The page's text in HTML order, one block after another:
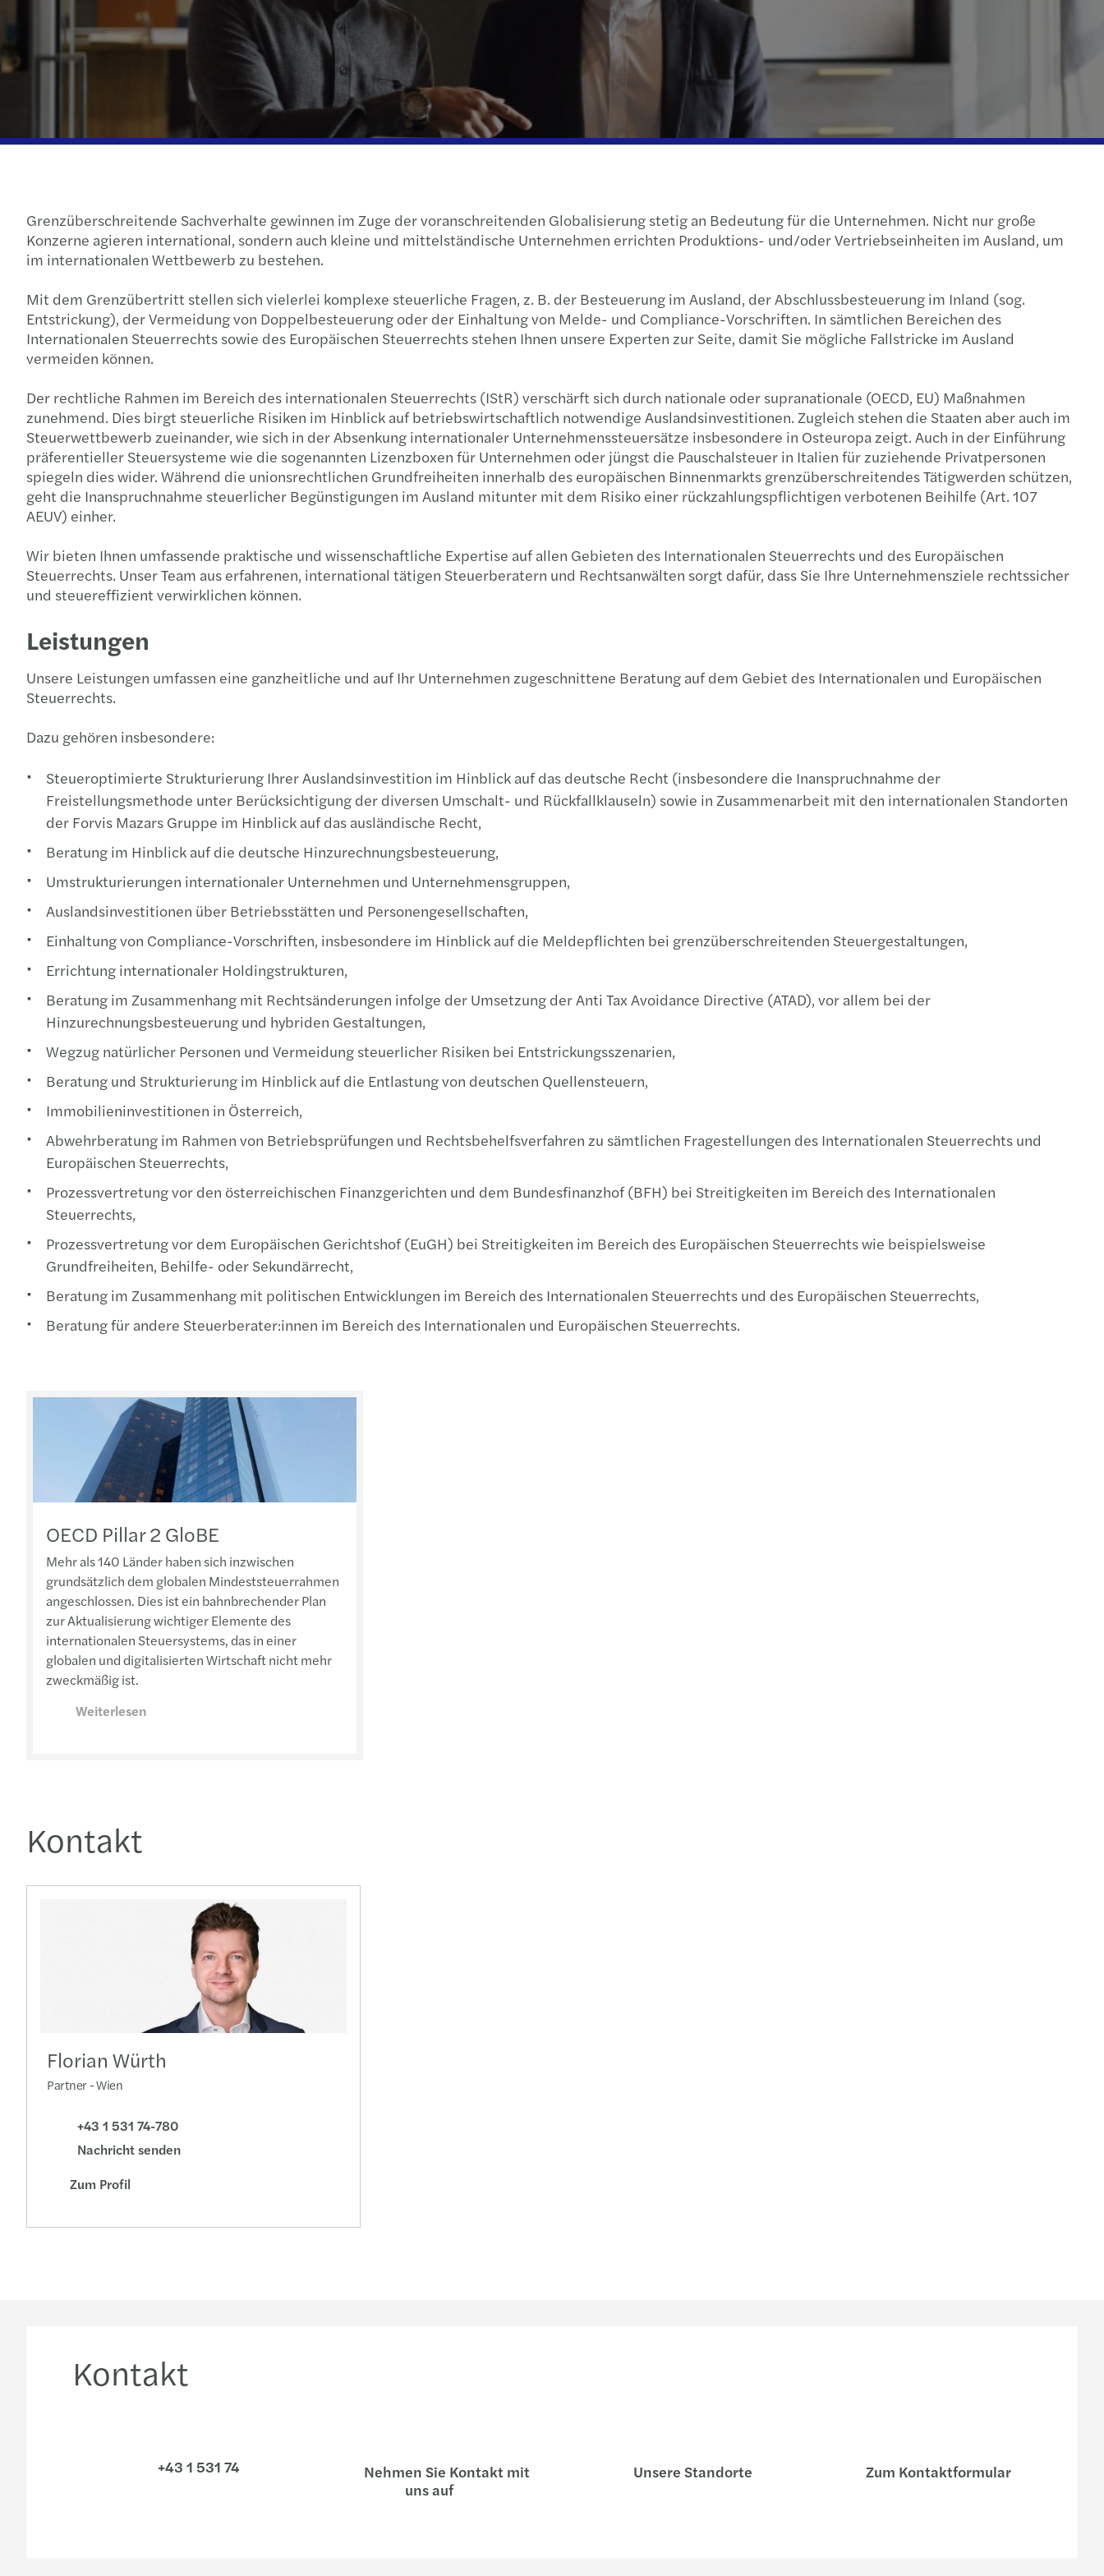
Immobilien
Technologie, Medien & Telekommunikation
Familienunternehmen und Mittelstand
Transport & Logistik
Sustainability
International desks
Global Compliance & Reporting
Global Mobility & Employment Tax
Unterhalts- & Verdienstentgangsgutachten
Forvis Mazars CEE Deal Advisory Highlights 2025
Neuausrichtung strategischer Prioritäten
C-Suite-Barometer: Ausblick 2026
Bettina Maria Szaurer wird Geschäftsführerin
Forvis Mazars CEE Tax Guide 2025
Grenzüberschreitende Sachverhalte gewinnen im Zuge der voranschreitenden Globalisierung stetig an Bedeutung für die Unternehmen. Nicht nur große
Konzerne agieren international, sondern auch kleine und mittelständische Unternehmen errichten Produktions- und/oder Vertriebseinheiten im Ausland, um
im internationalen Wettbewerb zu bestehen.
Mit dem Grenzübertritt stellen sich vielerlei komplexe steuerliche Fragen, z. B. der Besteuerung im Ausland, der Abschlussbesteuerung im Inland (sog.
Entstrickung), der Vermeidung von Doppelbesteuerung oder der Einhaltung von Melde- und Compliance-Vorschriften. In sämtlichen Bereichen des
Internationalen Steuerrechts sowie des Europäischen Steuerrechts stehen Ihnen unsere Experten zur Seite, damit Sie mögliche Fallstricke im Ausland
vermeiden können.
Der rechtliche Rahmen im Bereich des internationalen Steuerrechts (IStR) verschärft sich durch nationale oder supranationale (OECD, EU) Maßnahmen
zunehmend. Dies birgt steuerliche Risiken im Hinblick auf betriebswirtschaftlich notwendige Auslandsinvestitionen. Zugleich stehen die Staaten aber auch im
Steuerwettbewerb zueinander, wie sich in der Absenkung internationaler Unternehmenssteuersätze insbesondere in Osteuropa zeigt. Auch in der Einführung
präferentieller Steuersysteme wie die sogenannten Lizenzboxen für Unternehmen oder jüngst die Pauschalsteuer in Italien für zuziehende Privatpersonen
spiegeln dies wider. Während die unionsrechtlichen Grundfreiheiten innerhalb des europäischen Binnenmarkts grenzüberschreitendes Tätigwerden schützen,
geht die Inanspruchnahme steuerlicher Begünstigungen im Ausland mitunter mit dem Risiko einer rückzahlungspflichtigen verbotenen Beihilfe (Art. 107
AEUV) einher.
Wir bieten Ihnen umfassende praktische und wissenschaftliche Expertise auf allen Gebieten des Internationalen Steuerrechts und des Europäischen
Steuerrechts. Unser Team aus erfahrenen, international tätigen Steuerberatern und Rechtsanwälten sorgt dafür, dass Sie Ihre Unternehmensziele rechtssicher
und steuereffizient verwirklichen können.
Leistungen
Unsere Leistungen umfassen eine ganzheitliche und auf Ihr Unternehmen zugeschnittene Beratung auf dem Gebiet des Internationalen und Europäischen
Steuerrechts.
Dazu gehören insbesondere:
Steueroptimierte Strukturierung Ihrer Auslandsinvestition im Hinblick auf das deutsche Recht (insbesondere die Inanspruchnahme der
Freistellungsmethode unter Berücksichtigung der diversen Umschalt- und Rückfallklauseln) sowie in Zusammenarbeit mit den internationalen Standorten
der Forvis Mazars Gruppe im Hinblick auf das ausländische Recht,
Beratung im Hinblick auf die deutsche Hinzurechnungsbesteuerung,
Umstrukturierungen internationaler Unternehmen und Unternehmensgruppen,
Auslandsinvestitionen über Betriebsstätten und Personengesellschaften,
Einhaltung von Compliance-Vorschriften, insbesondere im Hinblick auf die Meldepflichten bei grenzüberschreitenden Steuergestaltungen,
Errichtung internationaler Holdingstrukturen,
Beratung im Zusammenhang mit Rechtsänderungen infolge der Umsetzung der Anti Tax Avoidance Directive (ATAD), vor allem bei der
Hinzurechnungsbesteuerung und hybriden Gestaltungen,
Wegzug natürlicher Personen und Vermeidung steuerlicher Risiken bei Entstrickungsszenarien,
Beratung und Strukturierung im Hinblick auf die Entlastung von deutschen Quellensteuern,
Immobilieninvestitionen in Österreich,
Abwehrberatung im Rahmen von Betriebsprüfungen und Rechtsbehelfsverfahren zu sämtlichen Fragestellungen des Internationalen Steuerrechts und
Europäischen Steuerrechts,
Prozessvertretung vor den österreichischen Finanzgerichten und dem Bundesfinanzhof (BFH) bei Streitigkeiten im Bereich des Internationalen
Steuerrechts,
Prozessvertretung vor dem Europäischen Gerichtshof (EuGH) bei Streitigkeiten im Bereich des Europäischen Steuerrechts wie beispielsweise
Grundfreiheiten, Behilfe- oder Sekundärrecht,
Beratung im Zusammenhang mit politischen Entwicklungen im Bereich des Internationalen Steuerrechts und des Europäischen Steuerrechts,
Beratung für andere Steuerberater:innen im Bereich des Internationalen und Europäischen Steuerrechts.
OECD Pillar 2 GloBE
Mehr als 140 Länder haben sich inzwischen
grundsätzlich dem globalen Mindeststeuerrahmen
angeschlossen. Dies ist ein bahnbrechender Plan
zur Aktualisierung wichtiger Elemente des
internationalen Steuersystems, das in einer
globalen und digitalisierten Wirtschaft nicht mehr
zweckmäßig ist.
Weiterlesen
Kontakt
Florian Würth
Partner - Wien
+43 1 531 74-780
Nachricht senden
Zum Profil
Kontakt
+43 1 531 74
Nehmen Sie Kontakt mit
uns auf
Unsere Standorte Zum Kontaktformular